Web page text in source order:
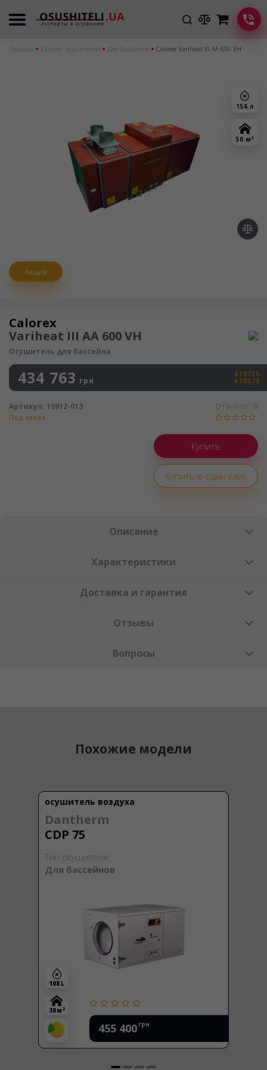
Главная Каталог осушителей Для бассейнов Calorex Variheat III AA 600 VH
156 л
50 м 2
Акция
Осушитель воздуха
Calorex
Variheat III AA 600 VH
Осушитель для бассейна
434 763 грн
$10735
€10579
Под заказ
Отзывов: 0
Артикул: 10912-013
Купить в один клик
Описание
Характеристики
Доставка и гарантия
Отзывы
Вопросы
Похожие модели
осушитель воздуха
Dantherm
CDP 75
Тип осушителя:
Для бассейнов
455 400 грн
108 L
30 м 2